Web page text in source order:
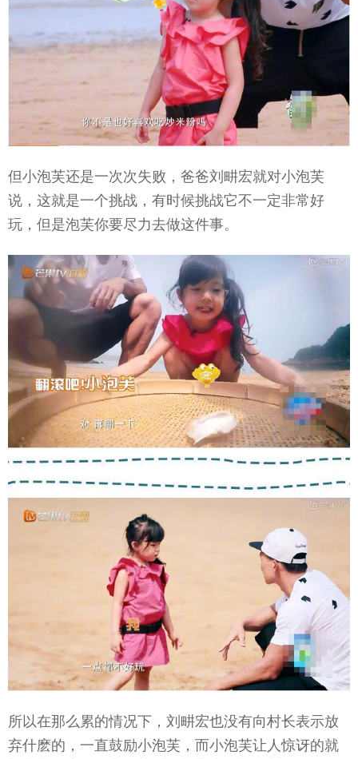
但小泡芙还是一次次失败，爸爸刘畊宏就对小泡芙
说，这就是一个挑战，有时候挑战它不一定非常好
玩，但是泡芙你要尽力去做这件事。
所以在那么累的情况下，刘畊宏也没有向村长表示放
弃什麽的，一直鼓励小泡芙，而小泡芙让人惊讶的就